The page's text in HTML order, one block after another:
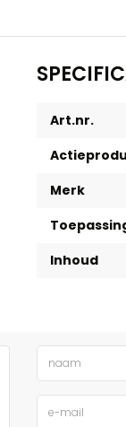
Art.nr.
Merk
Inhoud